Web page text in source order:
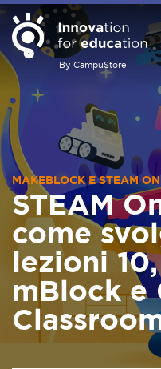
By CampuStore
MAKEBLOCK E STEAM
STEAM
come
lezioni 10,
mBlock e